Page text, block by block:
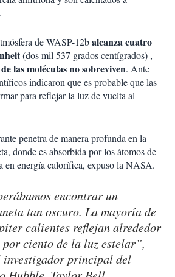
de WASP-12balcanza cuatro
(dos mil 537 grados centígrados) ,
las moléculas no sobreviven. Ante
indicaron que es probable que las
para reflejar la luz de vuelta al
penetra de manera profunda en la
donde es absorbida por los átomos de
en energía calorífica, expuso la NASA.
encontrar un
tan oscuro. La mayoría de
calientes reflejan alrededor
ciento de la luz estelar”,
principal del